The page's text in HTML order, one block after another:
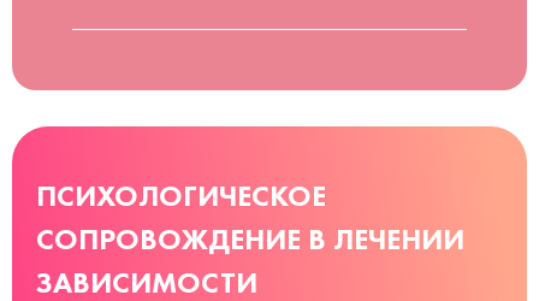
ПСИХОЛОГИЧЕСКОЕ
СОПРОВОЖДЕНИЕ В ЛЕЧЕНИИ
ЗАВИСИМОСТИ